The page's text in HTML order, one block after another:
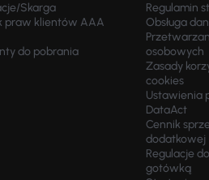
Skarga
praw klientów AAA
do pobrania
Regulamin
Obsługa
osobowych
Zasady
cookies
Ustawienia
DataAct
Cennik
dodatkowej
Regulacje
gotówką